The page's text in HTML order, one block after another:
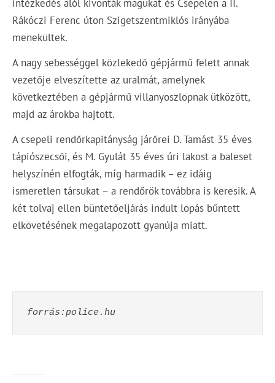
intézkedés alól kivonták magukat és Csepelen a II.
Rákóczi Ferenc úton Szigetszentmiklós irányába
menekültek.
A nagy sebességgel közlekedő gépjármű felett annak
vezetője elveszítette az uralmát, amelynek
következtében a gépjármű villanyoszlopnak ütközött,
majd az árokba hajtott.
A csepeli rendőrkapitányság járőrei D. Tamást 35 éves
tápiószecsői, és M. Gyulát 35 éves úri lakost a baleset
helyszínén elfogták, míg harmadik – ez idáig
ismeretlen társukat – a rendőrök továbbra is keresik. A
két tolvaj ellen büntetőeljárás indult lopás bűntett
elkövetésének megalapozott gyanúja miatt.
forrás:police.hu